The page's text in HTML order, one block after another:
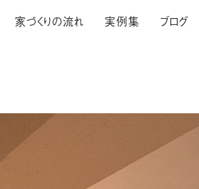
家づくりの流れ 実例集 ブログ